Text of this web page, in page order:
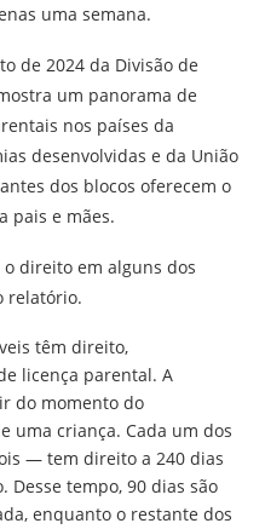
uma semana.
de 2024 da Divisão de
um panorama de
nos países da
desenvolvidas e da União
dos blocos oferecem o
pais e mães.
direito em alguns dos
relatório.
têm direito,
licença parental. A
do momento do
uma criança. Cada um dos
— tem direito a 240 dias
tempo, 90 dias são
enquanto o restante dos